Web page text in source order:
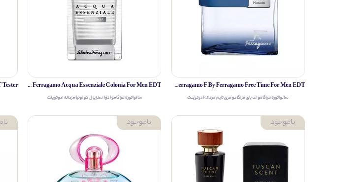
Salvatore Ferragamo F By Ferragamo Free Time For Men EDT
سالواتوره فراگامو اف بای فراگامو فری تایم مردانه ادوتویلت
Salvatore Ferragamo Acqua Essenziale Colonia For Men EDT
سالواتوره فراگامو اکوا اسنزیال کولونیا مردانه ادوتویلت